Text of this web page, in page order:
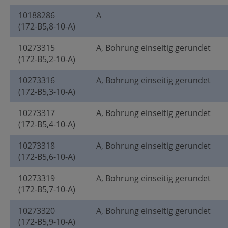
10188286
(172-B5,8-10-A)
A
10273315
(172-B5,2-10-A)
A, Bohrung einseitig gerundet
10273316
(172-B5,3-10-A)
A, Bohrung einseitig gerundet
10273317
(172-B5,4-10-A)
A, Bohrung einseitig gerundet
10273318
(172-B5,6-10-A)
A, Bohrung einseitig gerundet
10273319
(172-B5,7-10-A)
A, Bohrung einseitig gerundet
10273320
(172-B5,9-10-A)
A, Bohrung einseitig gerundet